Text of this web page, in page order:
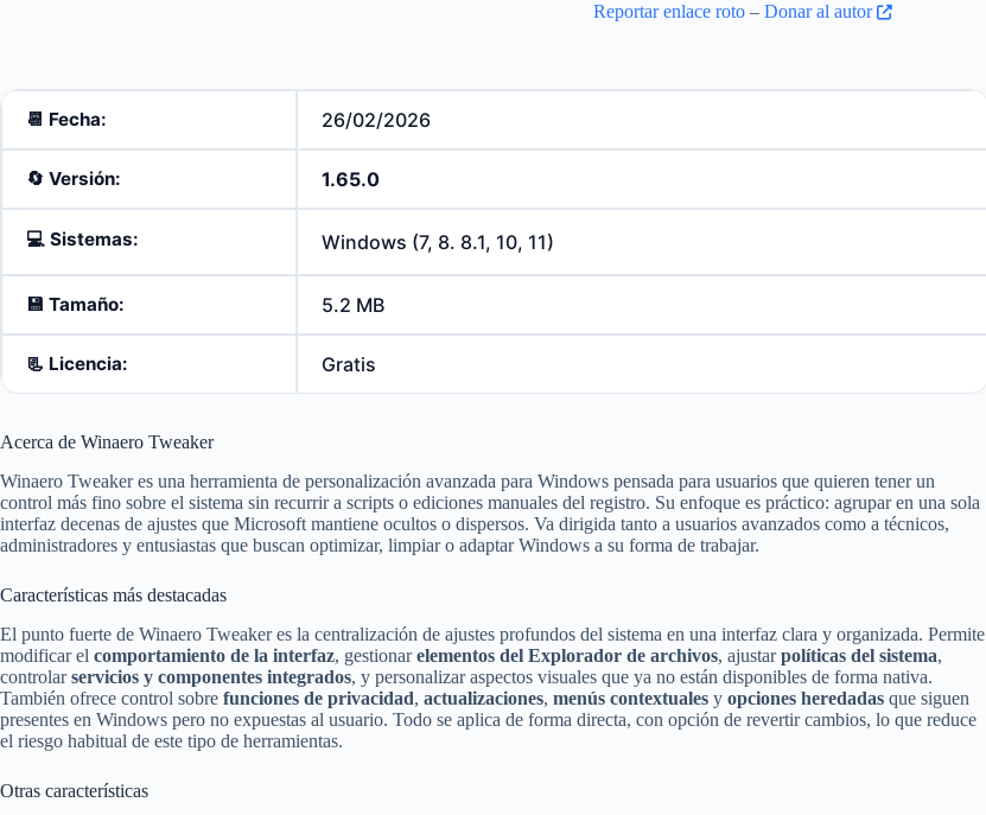
Reportar enlace roto– Donar al autor
📆 Fecha: 26/02/2026
🔄️ Versión: 1.65.0
💻 Sistemas: Windows (7, 8. 8.1, 10, 11)
💾 Tamaño: 5.2 MB
📃 Licencia: Gratis
Acerca de Winaero Tweaker
Winaero Tweaker es una herramienta de personalización avanzada para Windows pensada para usuarios que quieren tener un
control más fino sobre el sistema sin recurrir a scripts o ediciones manuales del registro. Su enfoque es práctico: agrupar en una sola
interfaz decenas de ajustes que Microsoft mantiene ocultos o dispersos. Va dirigida tanto a usuarios avanzados como a técnicos,
administradores y entusiastas que buscan optimizar, limpiar o adaptar Windows a su forma de trabajar.
Características más destacadas
El punto fuerte de Winaero Tweaker es la centralización de ajustes profundos del sistema en una interfaz clara y organizada. Permite
modificar el comportamiento de la interfaz, gestionarelementos del Explorador de archivos, ajustarpolíticas del sistema,
controlarservicios y componentes integrados, y personalizar aspectos visuales que ya no están disponibles de forma nativa.
También ofrece control sobre funciones de privacidad, actualizaciones, menús contextuales y opciones heredadas que siguen
presentes en Windows pero no expuestas al usuario. Todo se aplica de forma directa, con opción de revertir cambios, lo que reduce
el riesgo habitual de este tipo de herramientas.
Otras características